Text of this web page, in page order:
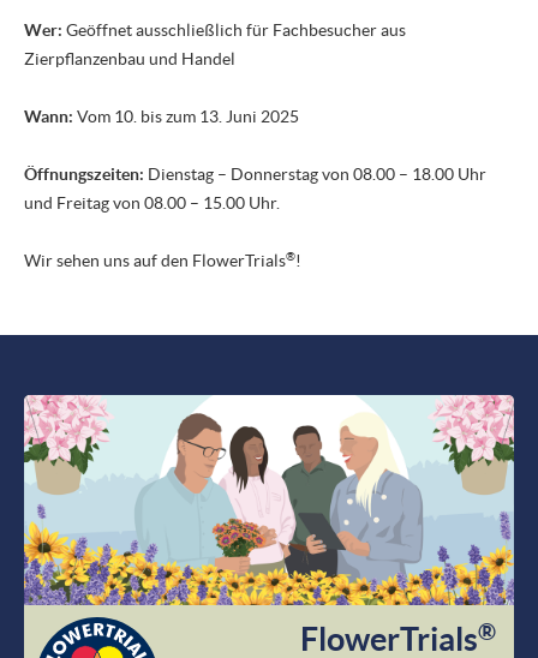
Wer: Geöffnet ausschließlich für Fachbesucher aus
Zierpflanzenbau und Handel
Wann: Vom 10. bis zum 13. Juni 2025
Öffnungszeiten: Dienstag – Donnerstag von 08.00 – 18.00 Uhr
und Freitag von 08.00 – 15.00 Uhr.
Wir sehen uns auf den FlowerTrials®!
FlowerTrials®